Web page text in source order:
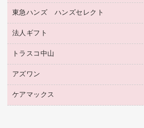
ファイルボックス
パイプ式ファイル
その他ファイル
クリヤーホルダー
クリヤーブック（差替式）
クリヤーブック（固定式）
ホワイトボード用マーカー
ボールペン（油性）
ボールペン（ゲルインク）
シャープペンシル用替芯
電話台
接着用品
針なしステープラー
紙めくり
裁断機
店舗運営用品
陳列什器
紙手提げ袋
レジ・ポリ袋
ディスプレイ用品
カウンター／お会計用品
東急ハンズ ハンズセレクト
東急ハンズ
法人ギフト
高島屋
高島屋（食品・飲料）
カウネットギフト（食品・飲料）
トラスコ中山
建築・作業用品
アズワン
医療・介護用品（食品・飲料・食添製
ケアマックス